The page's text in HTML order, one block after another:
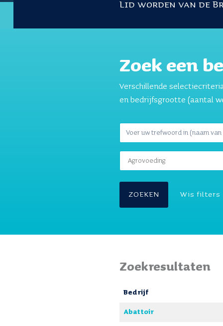
Lid worden van de
Zoek een
Verschillende
en bedrijfsgrootte (aantal
ZOEKEN Wis filters
Zoekresultaten
Bedrijf
Abattoir